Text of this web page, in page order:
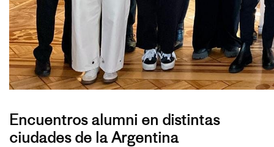
Encuentros alumni en distintas
ciudades de la Argentina